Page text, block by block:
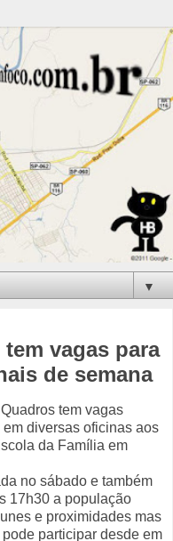
▼
vagas para
de semana
tem vagas
diversas oficinas aos
da Família em
no sábado e também
17h30 a população
e proximidades mas
participar desde em